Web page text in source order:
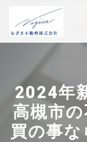
2024年
高槻市
買の事な